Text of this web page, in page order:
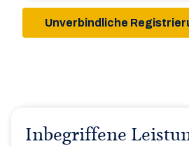
Unverbindliche
Inbegriffene